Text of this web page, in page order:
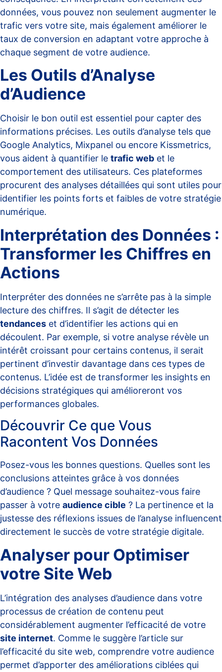
données, vous pouvez non seulement augmenter le
trafic vers votre site, mais également améliorer le
taux de conversion en adaptant votre approche à
chaque segment de votre audience.
Les Outils d’Analyse
d’Audience
Choisir le bon outil est essentiel pour capter des
informations précises. Les outils d’analyse tels que
Google Analytics, Mixpanel ou encore Kissmetrics,
vous aident à quantifier le trafic web et le
comportement des utilisateurs. Ces plateformes
procurent des analyses détaillées qui sont utiles pour
identifier les points forts et faibles de votre stratégie
numérique.
Interprétation des Données :
Transformer les Chiffres en
Actions
Interpréter des données ne s’arrête pas à la simple
lecture des chiffres. Il s’agit de détecter les
tendances et d’identifier les actions qui en
découlent. Par exemple, si votre analyse révèle un
intérêt croissant pour certains contenus, il serait
pertinent d’investir davantage dans ces types de
contenus. L’idée est de transformer les insights en
décisions stratégiques qui amélioreront vos
performances globales.
Découvrir Ce que Vous
Racontent Vos Données
Posez-vous les bonnes questions. Quelles sont les
conclusions atteintes grâce à vos données
d’audience ? Quel message souhaitez-vous faire
passer à votre audience cible ? La pertinence et la
justesse des réflexions issues de l’analyse influencent
directement le succès de votre stratégie digitale.
Analyser pour Optimiser
votre Site Web
L’intégration des analyses d’audience dans votre
processus de création de contenu peut
considérablement augmenter l’efficacité de votre
site internet. Comme le suggère l’article sur
l’efficacité du site web, comprendre votre audience
permet d’apporter des améliorations ciblées qui